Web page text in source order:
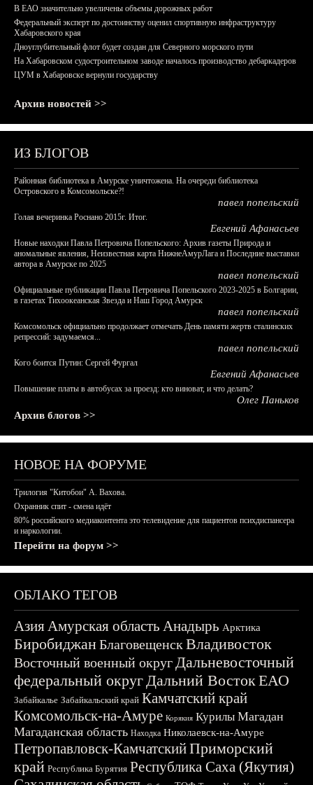
В ЕАО значительно увеличены объемы дорожных работ
Федеральный эксперт по достоинству оценил спортивную инфраструктуру
Хабаровского края
Дноуглубительный флот будет создан для Северного морского пути
На Хабаровском судостроительном заводе началось производство дебаркадеров
ЦУМ в Хабаровске вернули государству
Архив новостей >>
ИЗ БЛОГОВ
Районная библиотека в Амурске уничтожена. На очереди библиотека
Островского в Комсомольске?!
павел попельский
Голая вечеринка Роснано 2015г. Итог.
Евгений Афанасьев
Новые находки Павла Петровича Попельского: Архив газеты Природа и
аномальные явления, Неизвестная карта НижнеАмурЛага и Последние выставки
автора в Амурске по 2025
павел попельский
Официальные публикации Павла Петровича Попельского 2023-2025 в Болгарии,
в газетах Тихоокеанская Звезда и Наш Город Амурск
павел попельский
Комсомольск официально продолжает отмечать День памяти жертв сталинских
репрессий: задумаемся...
павел попельский
Кого боится Путин: Сергей Фургал
Евгений Афанасьев
Повышение платы в автобусах за проезд: кто виноват, и что делать?
Олег Паньков
Архив блогов >>
НОВОЕ НА ФОРУМЕ
Трилогия "Китобои" А. Вахова.
Охранник спит - смена идёт
80% российского медиаконтента это телевидение для пациентов психдиспансера
и наркологии.
Перейти на форум >>
ОБЛАКО ТЕГОВ
АзияАмурская область Анадырь Арктика
БиробиджанБлаговещенскВладивосток
Восточный военный округДальневосточный
федеральный округДальний ВостокЕАО
Забайкалье Забайкальский край Камчатский край
Комсомольск-на-Амуре Корякия Курилы Магадан
Магаданская область Находка Николаевск-на-Амуре
Петропавловск-КамчатскийПриморский
край Республика Бурятия Республика Саха (Якутия)